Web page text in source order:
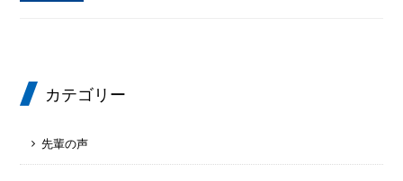
カテゴリー
先輩の声